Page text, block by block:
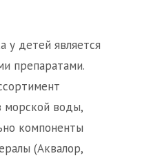
у детей является
препаратами.
морской воды,
компоненты
(Аквалор,